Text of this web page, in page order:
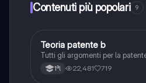
Contenuti più popolari 9
Altro
Teoria patente b
Tutti gli argomenti per la
1ªl 22,481 719